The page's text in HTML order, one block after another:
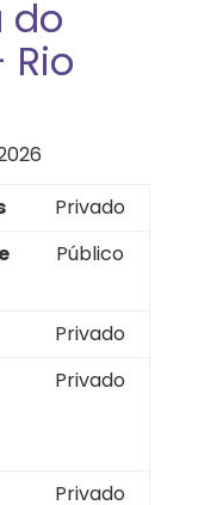
do
Rio
Privado
Público
Privado
Privado
Privado